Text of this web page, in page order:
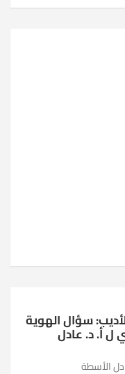
سؤال الهوية
ل أ. د. عادل
الأسطة